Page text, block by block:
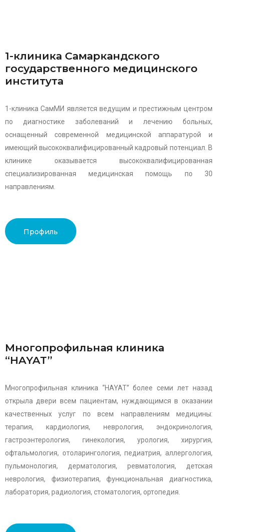
1-клиника Самаркандского
государственного медицинского
института
1-клиника СамМИ является ведущим и престижным центром
по диагностике заболеваний и лечению больных,
оснащенный современной медицинской аппаратурой и
имеющий высококвалифицированный кадровый потенциал. В
клинике оказывается высококвалифицированная
специализированная медицинская помощь по 30
направлениям.
Профиль
Многопрофильная клиника
“HAYAT”
Многопрофильная клиника “HAYAT” более семи лет назад
открыла двери всем пациентам, нуждающимся в оказании
качественных услуг по всем направлениям медицины:
терапия, кардиология, неврология, эндокринология,
гастроэнтерология, гинекология, урология, хирургия,
офтальмология, отоларингология, педиатрия, аллергология,
пульмонология, дерматология, ревматология, детская
неврология, физиотерапия, функциональная диагностика,
лаборатория, радиология, стоматология, ортопедия.